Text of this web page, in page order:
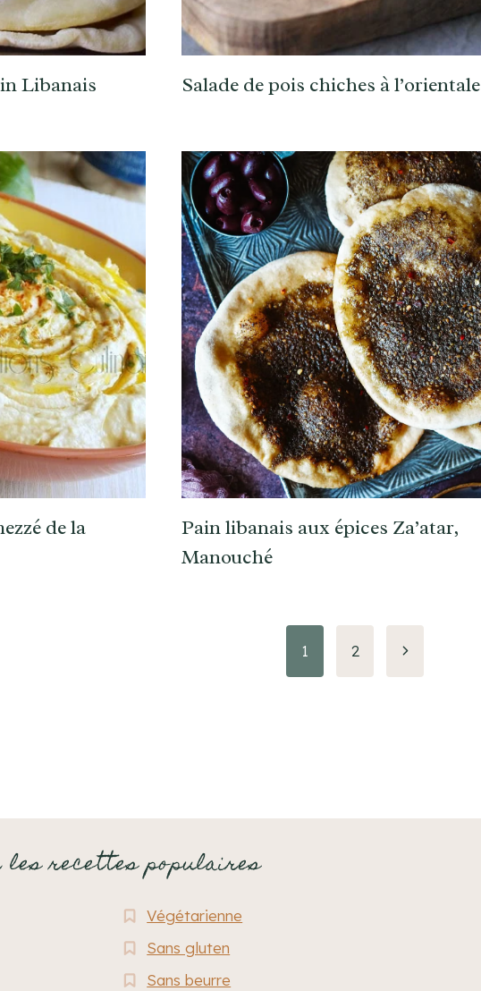
Libanais Salade de pois chiches à l’orientale
de la
Pain libanais aux épices Za’atar,
Manouché
1 2
Page
recettes populaires
Végétarienne
Sans gluten
Sans beurre